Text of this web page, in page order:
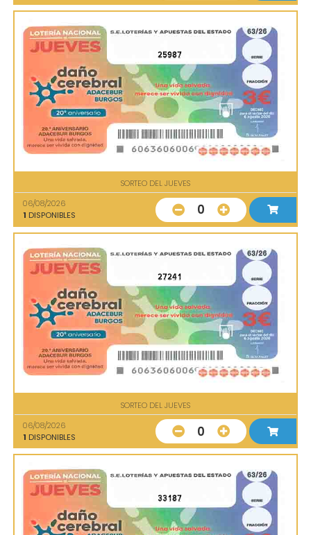
25987
SORTEO DEL JUEVES
06/08/2026
1 DISPONIBLES 0
27241
SORTEO DEL JUEVES
06/08/2026
1 DISPONIBLES 0
33187